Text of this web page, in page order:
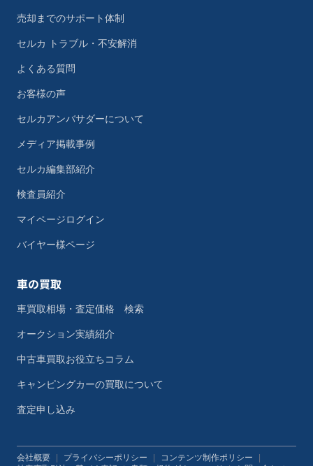
売却までのサポート体制
セルカ トラブル・不安解消
よくある質問
お客様の声
セルカアンバサダーについて
メディア掲載事例
セルカ編集部紹介
検査員紹介
マイページログイン
バイヤー様ページ
車の買取
車買取相場・査定価格 検索
オークション実績紹介
中古車買取お役立ちコラム
キャンピングカーの買取について
査定申し込み
会社概要 プライバシーポリシー コンテンツ制作ポリシー